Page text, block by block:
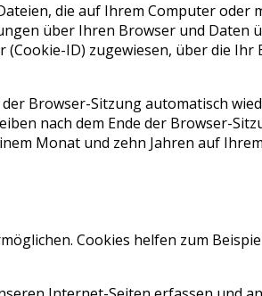
die auf Ihrem Computer oder
über Ihren Browser und Daten
ID) zugewiesen, über die
Browser-Sitzung automatisch
nach dem Ende der Browser-
Monat und zehn Jahren auf
Cookies helfen zum